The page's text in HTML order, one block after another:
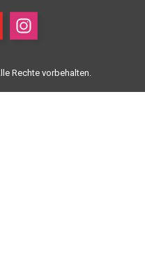
Rechte vorbehalten.